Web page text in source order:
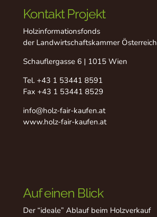
Kontakt Projekt
Holzinformationsfonds
der Landwirtschaftskammer Österreich
Schauflergasse 6 | 1015 Wien
Tel. +43 1 53441 8591
Fax +43 1 53441 8529
info@holz-fair-kaufen.at
www.holz-fair-kaufen.at
Auf einen Blick
Der “ideale” Ablauf beim Holzverkauf